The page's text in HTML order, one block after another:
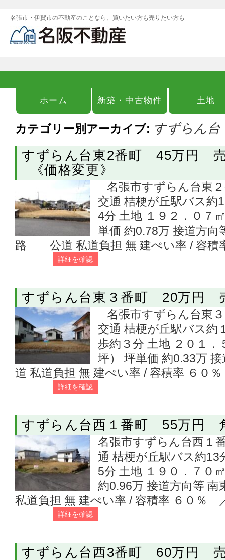
名張市・伊賀市の不動産のことなら、買いたい方も売りたい方も
ホーム 新築・中古物件 土地
カテゴリー別アーカイブ: すずらん台
すずらん台東2番町 45万円
《価格変更》
名張市すずらん台東
交通 桔梗が丘駅バス
4分 土地 １９２．０７
単価 約0.78万 接道方
路 公道 私道負担 無 建ぺい率 / 容
詳細を確認
すずらん台東３番町 20万
名張市すずらん台東
交通 桔梗が丘駅バス
歩約３分 土地 ２０１．
坪） 坪単価 約0.33
道 私道負担 無 建ぺい率 / 容積率 ６
詳細を確認
すずらん台西１番町 55万
名張市すずらん台西１
通 桔梗が丘駅バス約
5分 土地 １９０．７０
約0.96万 接道方向等
私道負担 無 建ぺい率 / 容積率 ６０
詳細を確認
すずらん台西3番町 60万円